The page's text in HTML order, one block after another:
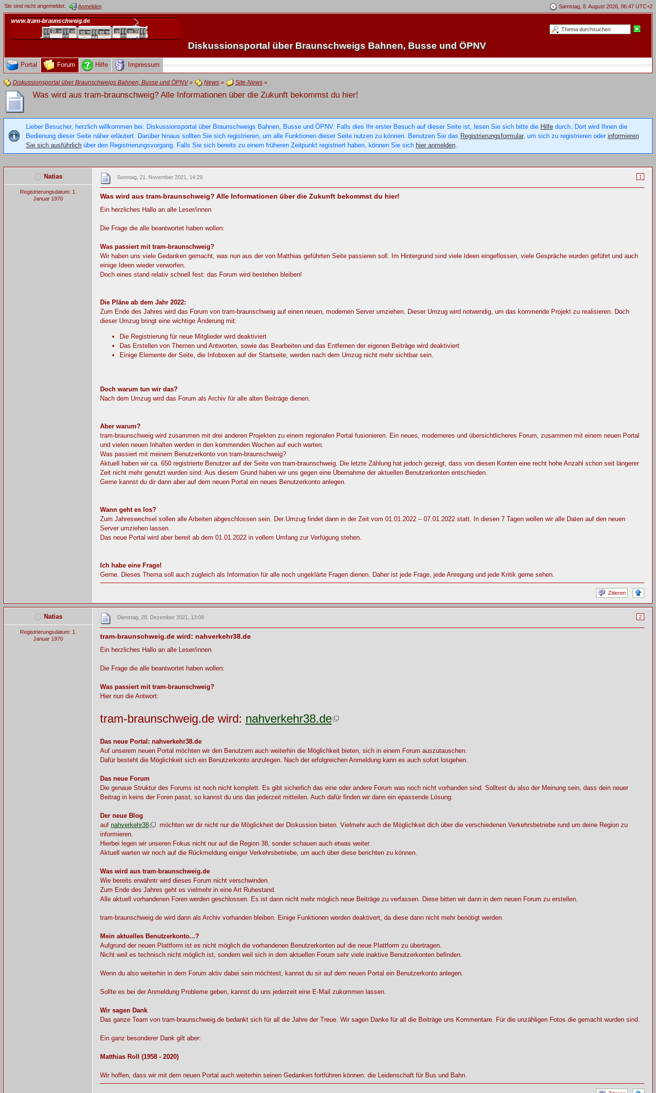
Samstag, 8. August 2026, 06:47 UTC+2
Sie sind nicht angemeldet. Anmelden
Diskussionsportal über Braunschweigs Bahnen, Busse und ÖPNV
Portal Forum Hilfe Impressum
Diskussionsportal über Braunschweigs Bahnen, Busse und ÖPNV» News» Site-News»
Was wird aus tram-braunschweig? Alle Informationen über die Zukunft bekommst du hier!
Lieber Besucher, herzlich willkommen bei: Diskussionsportal über Braunschweigs Bahnen, Busse und ÖPNV. Falls dies Ihr erster Besuch auf dieser Seite ist, lesen Sie sich bitte die Hilfedurch. Dort wird Ihnen die
Bedienung dieser Seite näher erläutert. Darüber hinaus sollten Sie sich registrieren, um alle Funktionen dieser Seite nutzen zu können. Benutzen Sie das Registrierungsformular, um sich zu registrieren oder informieren
Sie sich ausführlichüber den Registrierungsvorgang. Falls Sie sich bereits zu einem früheren Zeitpunkt registriert haben, können Sie sich hier anmelden.
Natias
Registrierungsdatum: 1.
Januar 1970
1
Sonntag, 21. November 2021, 14:29
Was wird aus tram-braunschweig? Alle Informationen über die Zukunft bekommst du hier!
Ein herzliches Hallo an alle Leser/innen
Die Frage die alle beantwortet haben wollen:
Was passiert mit tram-braunschweig?
Wir haben uns viele Gedanken gemacht, was nun aus der von Matthias geführten Seite passieren soll. Im Hintergrund sind viele Ideen eingeflossen, viele Gespräche wurden geführt und auch
einige Ideen wieder verworfen.
Doch eines stand relativ schnell fest: das Forum wird bestehen bleiben!
Die Pläne ab dem Jahr 2022:
Zum Ende des Jahres wird das Forum von tram-braunschweig auf einen neuen, modernen Server umziehen. Dieser Umzug wird notwendig, um das kommende Projekt zu realisieren. Doch
dieser Umzug bringt eine wichtige Änderung mit:
Die Registrierung für neue Mitglieder wird deaktiviert
Das Erstellen von Themen und Antworten, sowie das Bearbeiten und das Entfernen der eigenen Beiträge wird deaktiviert
Einige Elemente der Seite, die Infoboxen auf der Startseite, werden nach dem Umzug nicht mehr sichtbar sein.
Doch warum tun wir das?
Nach dem Umzug wird das Forum als Archiv für alle alten Beiträge dienen.
Aber warum?
tram-braunschweig wird zusammen mit drei anderen Projekten zu einem regionalen Portal fusionieren. Ein neues, moderneres und übersichtlicheres Forum, zusammen mit einem neuen Portal
und vielen neuen Inhalten werden in den kommenden Wochen auf euch warten.
Was passiert mit meinem Benutzerkonto von tram-braunschweig?
Aktuell haben wir ca. 650 registrierte Benutzer auf der Seite von tram-braunschweig. Die letzte Zählung hat jedoch gezeigt, dass von diesen Konten eine recht hohe Anzahl schon seit längerer
Zeit nicht mehr genutzt wurden sind. Aus diesem Grund haben wir uns gegen eine Übernahme der aktuellen Benutzerkonten entschieden.
Gerne kannst du dir dann aber auf dem neuen Portal ein neues Benutzerkonto anlegen.
Wann geht es los?
Zum Jahreswechsel sollen alle Arbeiten abgeschlossen sein. Der Umzug findet dann in der Zeit vom 01.01.2022 – 07.01.2022 statt. In diesen 7 Tagen wollen wir alle Daten auf den neuen
Server umziehen lassen.
Das neue Portal wird aber bereit ab dem 01.01.2022 in vollem Umfang zur Verfügung stehen.
Ich habe eine Frage!
Gerne. Dieses Thema soll auch zugleich als Information für alle noch ungeklärte Fragen dienen. Daher ist jede Frage, jede Anregung und jede Kritik gerne sehen.
Zitieren
Natias
Registrierungsdatum: 1.
Januar 1970
2
Dienstag, 28. Dezember 2021, 13:08
tram-braunschweig.de wird: nahverkehr38.de
Ein herzliches Hallo an alle Leser/innen
Die Frage die alle beantwortet haben wollen:
Was passiert mit tram-braunschweig?
Hier nun die Antwort:
tram-braunschweig.de wird: nahverkehr38.de
Das neue Portal: nahverkehr38.de
Auf unserem neuen Portal möchten wir den Benutzern auch weiterhin die Möglichkeit bieten, sich in einem Forum auszutauschen.
Dafür besteht die Möglichkeit sich ein Benutzerkonto anzulegen. Nach der erfolgreichen Anmeldung kann es auch sofort losgehen.
Das neue Forum
Die genaue Struktur des Forums ist noch nicht komplett. Es gibt sicherlich das eine oder andere Forum was noch nicht vorhanden sind. Solltest du also der Meinung sein, dass dein neuer
Beitrag in keins der Foren passt, so kannst du uns das jederzeit mitteilen. Auch dafür finden wir dann ein epassende Lösung.
Der neue Blog
auf nahverkehr38
möchten wir dir nicht nur die Möglickheit der Diskussion bieten. Vielmehr auch die Möglichkeit dich über die verschiedenen Verkehrsbetriebe rund um deine Region zu
informieren.
Hierbei legen wir unseren Fokus nicht nur auf die Region 38, sonder schauen auch etwas weiter.
Aktuell warten wir noch auf die Rückmeldung einiger Verkehrsbetriebe, um auch über diese berichten zu können.
Was wird aus tram-braunschweig.de
Wie bereits erwähntr wird dieses Forum nicht verschwinden.
Zum Ende des Jahres geht es vielmehr in eine Art Ruhestand.
Alle aktuell vorhandenen Foren werden geschlossen. Es ist dann nicht mehr möglich neue Beiträge zu verfassen. Diese bitten wir dann in dem neuen Forum zu erstellen.
tram-braunschweig.de wird dann als Archiv vorhanden bleiben. Einige Funktionen werden deaktivert, da diese dann nicht mehr benötigt werden.
Mein aktuelles Benutzerkonto...?
Aufgrund der neuen Plattform ist es nicht möglich die vorhandenen Benutzerkonten auf die neue Plattform zu übertragen.
Nicht weil es technisch nicht möglich ist, sondern weil sich in dem aktuellen Forum sehr viele inaktive Benutzerkonten befinden.
Wenn du also weiterhin in dem Forum aktiv dabei sein möchtest, kannst du sir auf dem neuen Portal ein Benutzerkonto anlegen.
Sollte es bei der Anmeldung Probleme geben, kannst du uns jederzeit eine E-Mail zukommen lassen.
Wir sagen Dank
Das ganze Team von tram-braunschweig.de bedankt sich für all die Jahre der Treue. Wir sagen Danke für all die Beiträge uns Kommentare. Für die unzähligen Fotos die gemacht wurden sind.
Ein ganz besonderer Dank gilt aber:
Matthias Roll (1958 - 2020)
Wir hoffen, dass wir mit dem neuen Portal auch weiterhin seinen Gedanken fortführen können: die Leidenschaft für Bus und Bahn.